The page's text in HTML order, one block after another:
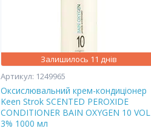
Залишилось 11 днів
1249965
Оксислювальний крем-кондиціонер
Keen Strok SCENTED PEROXIDE
CONDITIONER BAIN OXYGEN 10 VOL
3% 1000 мл